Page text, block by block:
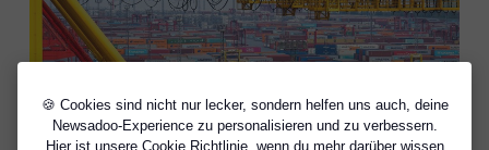
🍪 Cookies sind nicht nur lecker, sondern helfen uns auch, deine
Newsadoo-Experience zu personalisieren und zu verbessern.
Hier ist unsere Cookie Richtlinie, wenn du mehr darüber wissen